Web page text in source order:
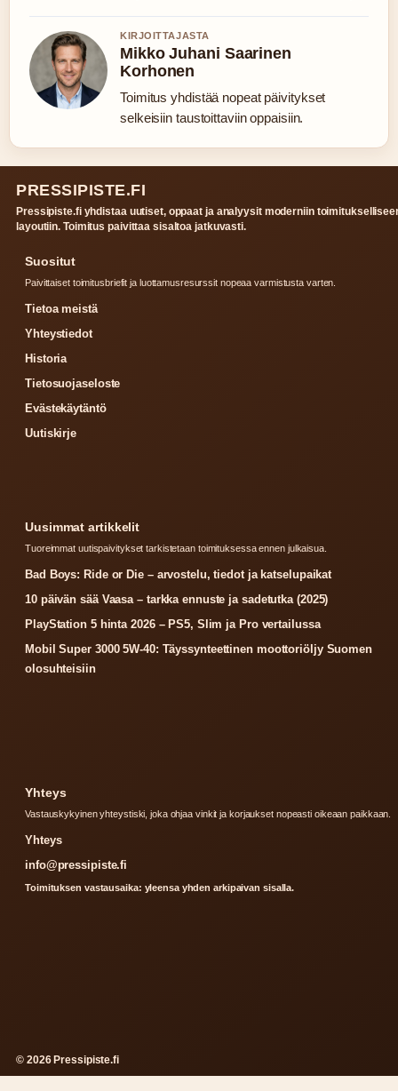
KIRJOITTAJASTA
Mikko Juhani Saarinen
Korhonen
Toimitus yhdistää nopeat päivitykset
selkeisiin taustoittaviin oppaisiin.
PRESSIPISTE.FI
Pressipiste.fi yhdistaa uutiset, oppaat ja analyysit moderniin
layoutiin. Toimitus paivittaa sisaltoa jatkuvasti.
Suositut
Paivittaiset toimitusbriefit ja luottamusresurssit nopeaa varmistusta varten.
Tietoa meistä
Yhteystiedot
Historia
Tietosuojaseloste
Evästekäytäntö
Uutiskirje
Uusimmat artikkelit
Tuoreimmat uutispaivitykset tarkistetaan toimituksessa ennen julkaisua.
Bad Boys: Ride or Die – arvostelu, tiedot ja katselupaikat
10 päivän sää Vaasa – tarkka ennuste ja sadetutka (2025)
PlayStation 5 hinta 2026 – PS5, Slim ja Pro vertailussa
Mobil Super 3000 5W-40: Täyssynteettinen moottoriöljy Suomen
olosuhteisiin
Yhteys
Vastauskykyinen yhteystiski, joka ohjaa vinkit ja korjaukset nopeasti oikeaan paikkaan.
Yhteys
info@pressipiste.fi
Toimituksen vastausaika: yleensa yhden arkipaivan sisalla.
© 2026 Pressipiste.fi